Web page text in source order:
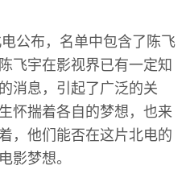
公布，名单中包含了陈飞
飞宇在影视界已有一定知
消息，引起了广泛的关
怀揣着各自的梦想，也来
，他们能否在这片北电的
影梦想。